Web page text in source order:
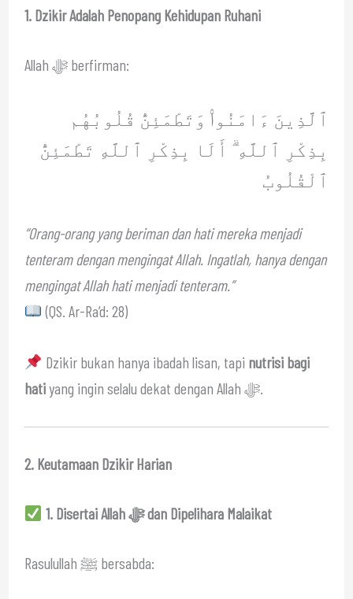
1. Dzikir Adalah Penopang Kehidupan Ruhani
Allah ﷻ berfirman:
ٱلَّذِينَ ءَامَنُوا۟ وَتَطْمَئِنُّ قُلُوبُهُم
بِذِكْرِ ٱللَّهِ ۗ أَلَا بِذِكْرِ ٱللَّهِ تَطْمَئِنُّ
ٱلْقُلُوبُ
“Orang-orang yang beriman dan hati mereka menjadi
tenteram dengan mengingat Allah. Ingatlah, hanya dengan
mengingat Allah hati menjadi tenteram.”
(QS. Ar-Ra’d: 28)
Dzikir bukan hanya ibadah lisan, tapi nutrisi bagi
hati
yang ingin selalu dekat dengan Allah ﷻ.
2. Keutamaan Dzikir Harian
1. Disertai Allah ﷻ dan Dipelihara Malaikat
Rasulullah ﷺ bersabda: